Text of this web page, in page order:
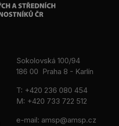
Sokolovská 100/94
186 00 Praha 8 - Karlín
T: +420 236 080 454
M: +420 733 722 512
e-mail: amsp@amsp.cz